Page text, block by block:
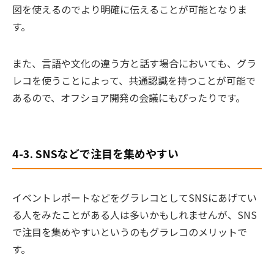
図を使えるのでより明確に伝えることが可能となりま
す。
また、言語や文化の違う方と話す場合においても、グラ
レコを使うことによって、共通認識を持つことが可能で
あるので、オフショア開発の会議にもぴったりです。
4-3. SNSなどで注目を集めやすい
イベントレポートなどをグラレコとしてSNSにあげてい
る人をみたことがある人は多いかもしれませんが、SNS
で注目を集めやすいというのもグラレコのメリットで
す。